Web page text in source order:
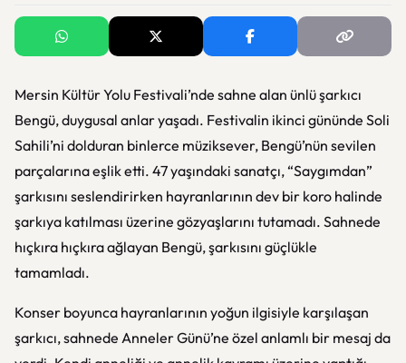
Mersin Kültür Yolu Festivali’nde sahne alan ünlü şarkıcı
Bengü, duygusal anlar yaşadı. Festivalin ikinci gününde Soli
Sahili’ni dolduran binlerce müziksever, Bengü’nün sevilen
parçalarına eşlik etti. 47 yaşındaki sanatçı, “Saygımdan”
şarkısını seslendirirken hayranlarının dev bir koro halinde
şarkıya katılması üzerine gözyaşlarını tutamadı. Sahnede
hıçkıra hıçkıra ağlayan Bengü, şarkısını güçlükle
tamamladı.
Konser boyunca hayranlarının yoğun ilgisiyle karşılaşan
şarkıcı, sahnede Anneler Günü’ne özel anlamlı bir mesaj da